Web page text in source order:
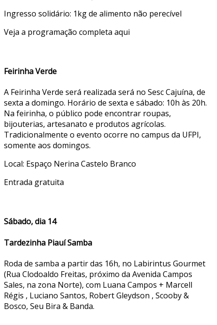
Ingresso solidário: 1kg de alimento não perecível
Veja a programação completa aqui
Feirinha Verde
A Feirinha Verde será realizada será no Sesc Cajuína, de
sexta a domingo. Horário de sexta e sábado: 10h às 20h.
Na feirinha, o público pode encontrar roupas,
bijouterias, artesanato e produtos agrícolas.
Tradicionalmente o evento ocorre no campus da UFPI,
somente aos domingos.
Local: Espaço Nerina Castelo Branco
Entrada gratuita
Sábado, dia 14
Tardezinha Piauí Samba
Roda de samba a partir das 16h, no Labirintus Gourmet
(Rua Clodoaldo Freitas, próximo da Avenida Campos
Sales, na zona Norte), com Luana Campos + Marcell
Régis , Luciano Santos, Robert Gleydson , Scooby &
Bosco, Seu Bira & Banda.